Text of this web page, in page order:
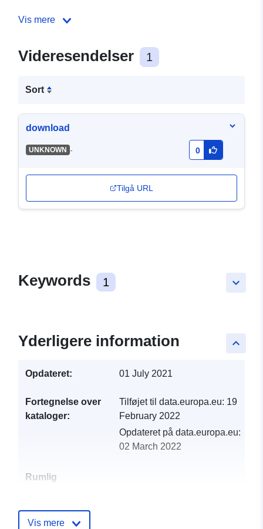
Vis mere
Videresendelser 1
Sort
download
UNKNOWN - 0
Tilgå URL
keyboard_arrow_down
Keywords 1
keyboard_arrow_up
Yderligere information
Opdateret: 01 July 2021
Fortegnelse over
kataloger:
Tilføjet til data.europa.eu: 19
February 2022
Opdateret på data.europa.eu:
02 March 2022
Rumlig
Identifikatorer:
Vis mere